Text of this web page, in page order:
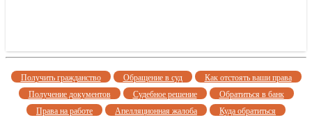
Получить гражданство Обращение в суд
Как отстоять ваши права
Получение документов
Судебное решение
Обратиться в банк
Права на работе
Апелляционная жалоба Куда обратиться